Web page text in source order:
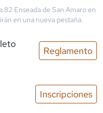
82 Enseada de San Amaro en
en una nueva pestaña.
Reglamento
Inscripciones